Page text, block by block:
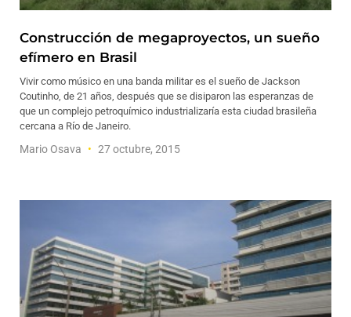
Construcción de megaproyectos, un sueño
efímero en Brasil
Vivir como músico en una banda militar es el sueño de Jackson
Coutinho, de 21 años, después que se disiparon las esperanzas de
que un complejo petroquímico industrializaría esta ciudad brasileña
cercana a Río de Janeiro.
Mario Osava 27 octubre, 2015